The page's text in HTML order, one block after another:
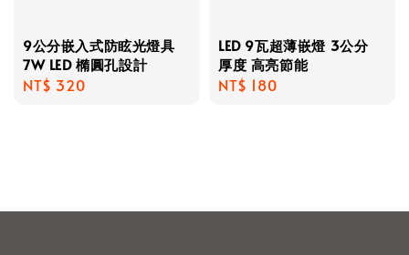
9公分嵌入式防眩光燈具
7W LED 橢圓孔設計
Regular
NT$ 320
LED 9瓦超薄嵌燈 3公分
厚度 高亮節能
Regular
NT$ 180